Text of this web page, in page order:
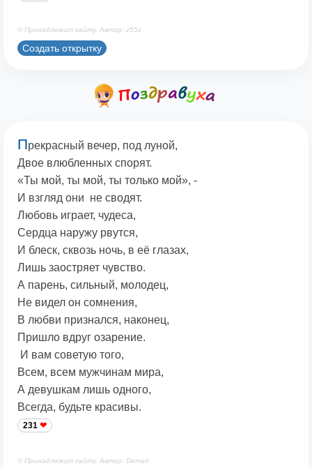
© Принадлежит сайту. Автор: z55z
Создать открытку
Прекрасный вечер, под луной,
Двое влюбленных спорят.
«Ты мой, ты мой, ты только мой», -
И взгляд они не сводят.
Любовь играет, чудеса,
Сердца наружу рвутся,
И блеск, сквозь ночь, в её глазах,
Лишь заостряет чувство.
А парень, сильный, молодец,
Не видел он сомнения,
В любви признался, наконец,
Пришло вдруг озарение.
И вам советую того,
Всем, всем мужчинам мира,
А девушкам лишь одного,
Всегда, будьте красивы.
231
© Принадлежит сайту. Автор: Deman